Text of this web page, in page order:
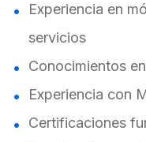
Experiencia en
servicios
Conocimientos
Experiencia con
Certificaciones